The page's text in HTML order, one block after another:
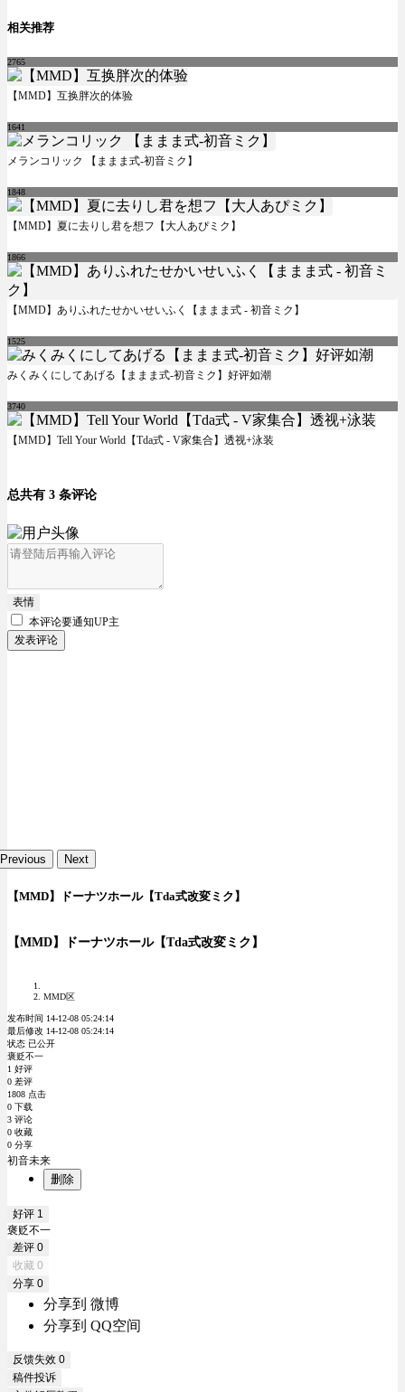
相关推荐
2765
【MMD】互换胖次的体验
1641
メランコリック 【ままま式-初音ミク】
1848
【MMD】夏に去りし君を想フ【大人あぴミク】
1866
【MMD】ありふれたせかいせいふく【ままま式 - 初音ミク】
1525
みくみくにしてあげる【ままま式-初音ミク】好评如潮
3740
【MMD】Tell Your World【Tda式 - V家集合】透视+泳装
总共有 3 条评论
表情
本评论要通知UP主
发表评论
Previous Next
【MMD】ドーナツホール【Tda式改変ミク】
【MMD】ドーナツホール【Tda式改変ミク】
MMD区
发布时间 14-12-08 05:24:14
最后修改 14-12-08 05:24:14
状态 已公开
褒贬不一
1 好评
0 差评
1808 点击
0 下载
3 评论
0 收藏
0 分享
初音未来
删除
好评 1
褒贬不一
差评 0
收藏 0
分享 0
分享到 微博
分享到 QQ空间
反馈失效 0
稿件投诉